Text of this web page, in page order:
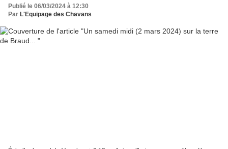
Publié le 06/03/2024 à 12:30
Par L'Equipage des Chavans